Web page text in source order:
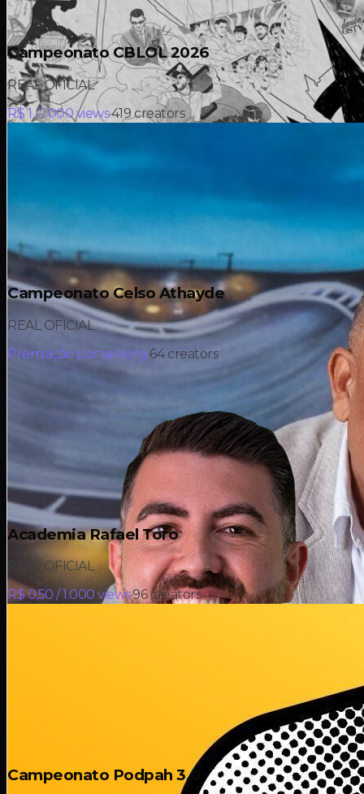
R$ 15Kem prêmios
Campeonato CBLOL 2026
REAL OFICIAL
R$ 1 / 1.000 views·419 creators
Campeonato Celso Athayde
REAL OFICIAL
Premiação por ranking·64 creators
Academia Rafael Toro
REAL OFICIAL
R$ 0,50 / 1.000 views·96 creators
Campeonato Podpah 3.0